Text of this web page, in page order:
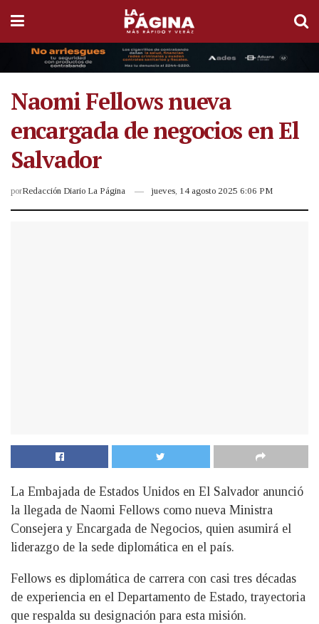
Naomi Fellows nueva
encargada de negocios en El
Salvador
porRedacción Diario La Página jueves, 14 agosto 2025 6:06 PM
La Embajada de Estados Unidos en El Salvador anunció
la llegada de Naomi Fellows como nueva Ministra
Consejera y Encargada de Negocios, quien asumirá el
liderazgo de la sede diplomática en el país.
Fellows es diplomática de carrera con casi tres décadas
de experiencia en el Departamento de Estado, trayectoria
que respalda su designación para esta misión.